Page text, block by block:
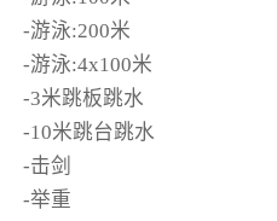
-游泳:200米
-游泳:4x100米
-3米跳板跳水
-10米跳台跳水
-击剑
-举重